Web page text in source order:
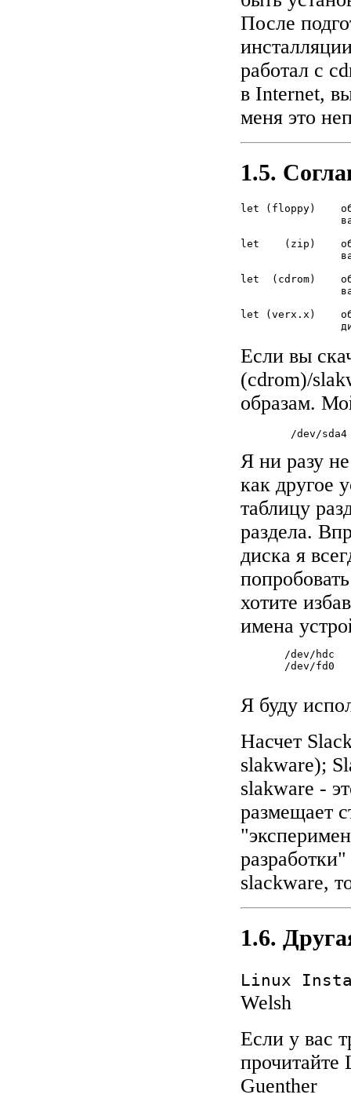
После
работал с
в Internet,
меня это
1.5.
let (floppy)
let    (zip)
let  (cdrom)
let (verx.x)
Если вы
(cdrom)/
образам.
/dev/sda4
Я ни разу
как другое
таблицу
раздела.
диска я
хотите
имена
/dev/hdc
/dev/fd0
Я буду
Насчет
slakware);
slakware -
размещает
slackware,
1.6.
Linux
Welsh
Если у вас
Guenther